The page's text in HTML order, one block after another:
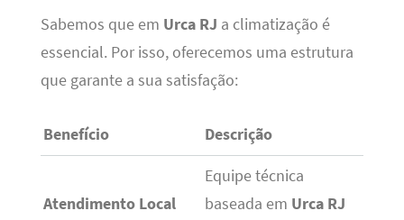
Sabemos que em Urca RJ a climatização é
essencial. Por isso, oferecemos uma estrutura
que garante a sua satisfação:
Benefício Descrição
Atendimento Local
Equipe técnica
baseada em Urca RJ